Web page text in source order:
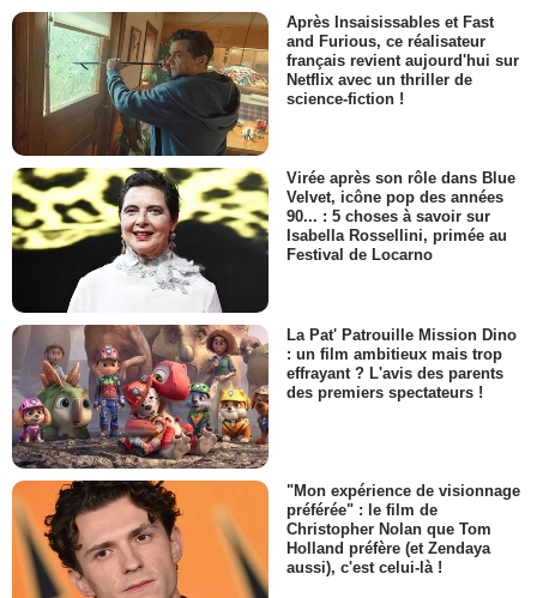
Après Insaisissables et Fast
and Furious, ce réalisateur
français revient aujourd'hui sur
Netflix avec un thriller de
science-fiction !
Virée après son rôle dans Blue
Velvet, icône pop des années
90... : 5 choses à savoir sur
Isabella Rossellini, primée au
Festival de Locarno
La Pat' Patrouille Mission Dino
: un film ambitieux mais trop
effrayant ? L'avis des parents
des premiers spectateurs !
"Mon expérience de visionnage
préférée" : le film de
Christopher Nolan que Tom
Holland préfère (et Zendaya
aussi), c'est celui-là !